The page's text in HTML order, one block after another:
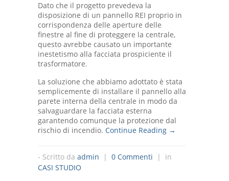
Dato che il progetto prevedeva la
disposizione di un pannello REI proprio in
corrispondenza delle aperture delle
finestre al fine di proteggere la centrale,
questo avrebbe causato un importante
inestetismo alla facciata prospiciente il
trasformatore.
La soluzione che abbiamo adottato è stata
semplicemente di installare il pannello alla
parete interna della centrale in modo da
salvaguardare la facciata esterna
garantendo comunque la protezione dal
rischio di incendio. Continue Reading →
- Scritto da admin | 0 Commenti | in
CASI STUDIO